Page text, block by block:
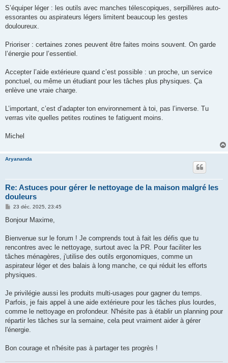
S’équiper léger : les outils avec manches télescopiques, serpillères auto-
essorantes ou aspirateurs légers limitent beaucoup les gestes
douloureux.
Prioriser : certaines zones peuvent être faites moins souvent. On garde
l’énergie pour l’essentiel.
Accepter l’aide extérieure quand c’est possible : un proche, un service
ponctuel, ou même un étudiant pour les tâches plus physiques. Ça
enlève une vraie charge.
L’important, c’est d’adapter ton environnement à toi, pas l’inverse. Tu
verras vite quelles petites routines te fatiguent moins.
Michel
Aryananda
Re: Astuces pour gérer le nettoyage de la maison malgré les
douleurs
M
s
g
23 déc. 2025, 23:45
Bonjour Maxime,
Bienvenue sur le forum ! Je comprends tout à fait les défis que tu
rencontres avec le nettoyage, surtout avec la PR. Pour faciliter les
tâches ménagères, j'utilise des outils ergonomiques, comme un
aspirateur léger et des balais à long manche, ce qui réduit les efforts
physiques.
Je privilégie aussi les produits multi-usages pour gagner du temps.
Parfois, je fais appel à une aide extérieure pour les tâches plus lourdes,
comme le nettoyage en profondeur. N'hésite pas à établir un planning pour
répartir les tâches sur la semaine, cela peut vraiment aider à gérer
l'énergie.
Bon courage et n'hésite pas à partager tes progrès !